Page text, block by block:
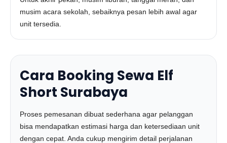
musim acara sekolah, sebaiknya pesan lebih awal agar
unit tersedia.
Cara Booking Sewa Elf
Short Surabaya
Proses pemesanan dibuat sederhana agar pelanggan
bisa mendapatkan estimasi harga dan ketersediaan unit
dengan cepat. Anda cukup mengirim detail perjalanan